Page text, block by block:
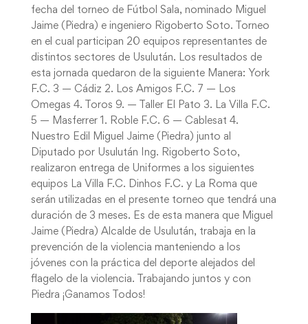
fecha del torneo de Fútbol Sala, nominado Miguel
Jaime (Piedra) e ingeniero Rigoberto Soto. Torneo
en el cual participan 20 equipos representantes de
distintos sectores de Usulután. Los resultados de
esta jornada quedaron de la siguiente Manera: York
F.C. 3 — Cádiz 2. Los Amigos F.C. 7 — Los
Omegas 4. Toros 9. — Taller El Pato 3. La Villa F.C.
5 — Masferrer 1. Roble F.C. 6 — Cablesat 4.
Nuestro Edil Miguel Jaime (Piedra) junto al
Diputado por Usulután Ing. Rigoberto Soto,
realizaron entrega de Uniformes a los siguientes
equipos La Villa F.C. Dinhos F.C. y La Roma que
serán utilizadas en el presente torneo que tendrá una
duración de 3 meses. Es de esta manera que Miguel
Jaime (Piedra) Alcalde de Usulután, trabaja en la
prevención de la violencia manteniendo a los
jóvenes con la práctica del deporte alejados del
flagelo de la violencia. Trabajando juntos y con
Piedra ¡Ganamos Todos!